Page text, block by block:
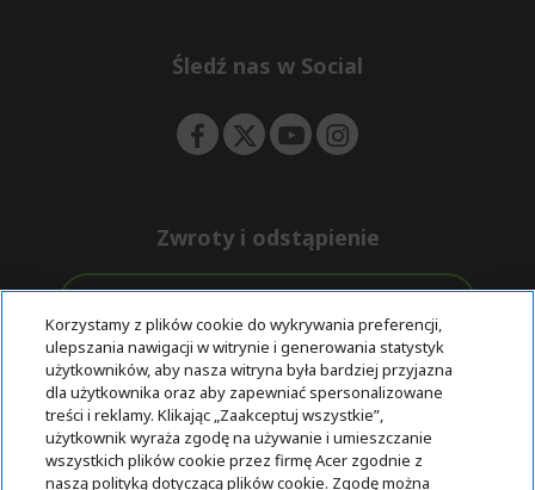
e
Śledź nas w Social
Zwroty i odstąpienie
Darmowa
ekspresowa
dostawa
Wsparcie
przed i po
zakupie
Bezpieczne
płatności
© 2025 Acer Inc.
Korzystamy z plików cookie do wykrywania preferencji,
ulepszania nawigacji w witrynie i generowania statystyk
użytkowników, aby nasza witryna była bardziej przyjazna
dla użytkownika oraz aby zapewniać spersonalizowane
treści i reklamy. Klikając „Zaakceptuj wszystkie”,
użytkownik wyraża zgodę na używanie i umieszczanie
wszystkich plików cookie przez firmę Acer zgodnie z
naszą polityką dotyczącą plików cookie. Zgodę można